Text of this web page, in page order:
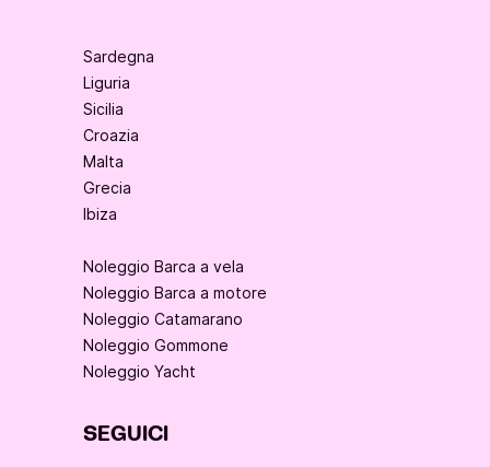
Sardegna
Liguria
Sicilia
Croazia
Malta
Grecia
Ibiza
Noleggio Barca a vela
Noleggio Barca a motore
Noleggio Catamarano
Noleggio Gommone
Noleggio Yacht
SEGUICI